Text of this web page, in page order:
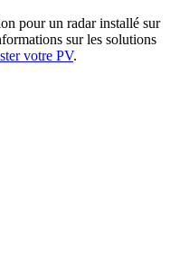
pour un radar installé sur
sur les solutions
votre PV.